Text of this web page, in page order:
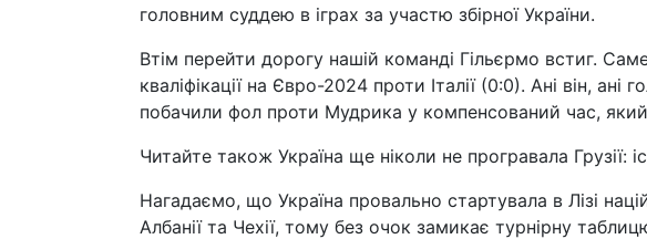
головним суддею в іграх за участю збірної України.
Втім перейти дорогу нашій команді Гільєрмо встиг.
кваліфікації на Євро-2024 проти Італії (0:0). Ані він,
побачили фол проти Мудрика у компенсований час,
Читайте також Україна ще ніколи не програвала Грузії:
Нагадаємо, що Україна провально стартувала в Лізі
Албанії та Чехії, тому без очок замикає турнірну